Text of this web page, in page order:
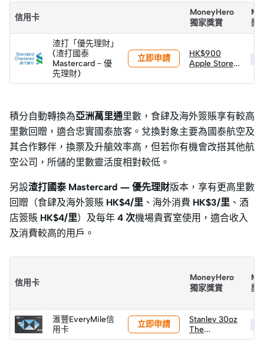
信用卡
MoneyHero
獨家獎賞
獎
渣打「優先理財」
(渣打國泰
Mastercard – 優
先理財)
立即申請
HK$900
Apple Store
積分自動轉換為亞洲萬里通里數，食肆及海外簽賬享有較高
里數回贈，適合忠實國泰旅客。兌換對象主要為國泰航空及
其合作夥伴，換票及升艙效率高，但若你有機會改搭其他航
空公司，所儲的里數靈活度相對較低。
另設渣打國泰 Mastercard — 優先理財版本，享有更高里數
回贈（食肆及海外簽賬 HK$4/里 、海外消費 HK$3/里 、酒
店簽賬 HK$4/里）及每年 4 次機場貴賓室使用，適合收入
及消費較高的用戶。
信用卡
MoneyHero
獨家獎賞
獎
滙豐EveryMile信
用卡
立即申請
Stanley 30oz
The
Quencher